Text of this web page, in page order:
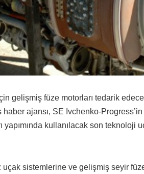
gelişmiş füze motorları tedarik
ajansı, SE Ivchenko-
kullanılacak son teknoloji
uçak sistemlerine ve gelişmiş seyir